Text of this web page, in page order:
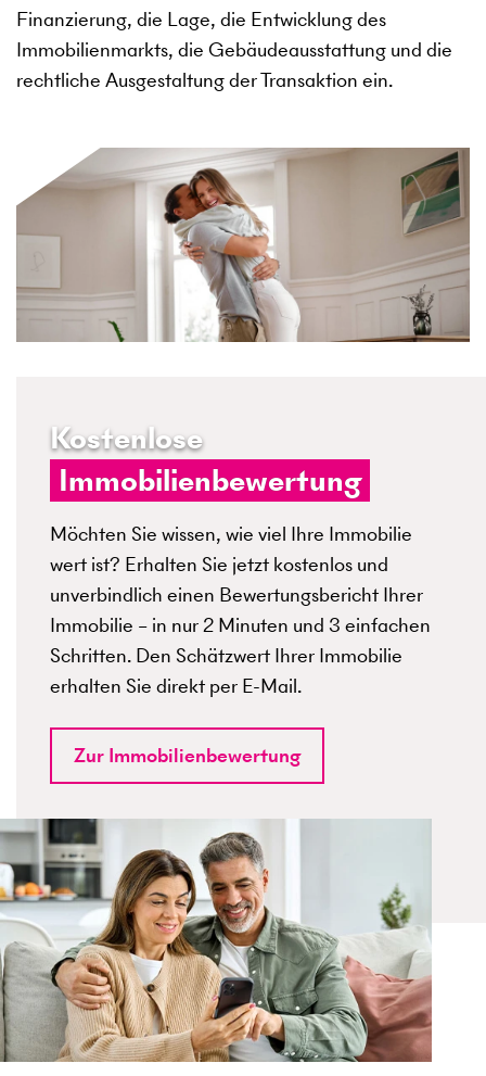
Finanzierung, die Lage, die Entwicklung des
Immobilienmarkts, die Gebäudeausstattung und die
rechtliche Ausgestaltung der Transaktion ein.
Kostenlose
Immobilienbewertung
Möchten Sie wissen, wie viel Ihre Immobilie
wert ist? Erhalten Sie jetzt kostenlos und
unverbindlich einen Bewertungsbericht Ihrer
Immobilie – in nur 2 Minuten und 3 einfachen
Schritten. Den Schätzwert Ihrer Immobilie
erhalten Sie direkt per E-Mail.
Zur Immobilienbewertung